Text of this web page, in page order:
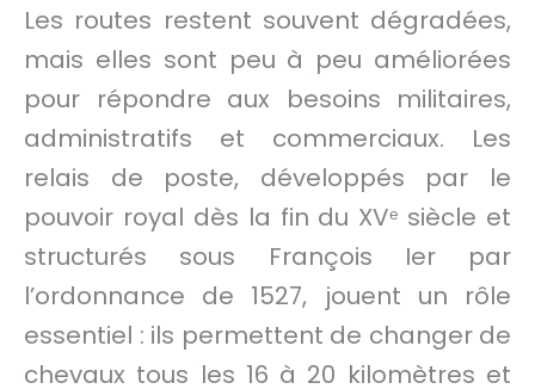
Les routes restent souvent dégradées,
mais elles sont peu à peu améliorées
pour répondre aux besoins militaires,
administratifs et commerciaux. Les
relais de poste, développés par le
pouvoir royal dès la fin du XVᵉ siècle et
structurés sous François Ier par
l’ordonnance de 1527, jouent un rôle
essentiel : ils permettent de changer de
chevaux tous les 16 à 20 kilomètres et